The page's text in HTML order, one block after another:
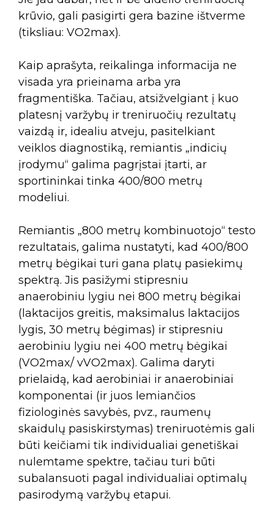
krūvio, gali pasigirti gera bazine ištverme
(tiksliau: VO2max).
Kaip aprašyta, reikalinga informacija ne
visada yra prieinama arba yra
fragmentiška. Tačiau, atsižvelgiant į kuo
platesnį varžybų ir treniruočių rezultatų
vaizdą ir, idealiu atveju, pasitelkiant
veiklos diagnostiką, remiantis „indicių
įrodymu“ galima pagrįstai įtarti, ar
sportininkai tinka 400/800 metrų
modeliui.
Remiantis „800 metrų kombinuotojo“ testo
rezultatais, galima nustatyti, kad 400/800
metrų bėgikai turi gana platų pasiekimų
spektrą. Jis pasižymi stipresniu
anaerobiniu lygiu nei 800 metrų bėgikai
(laktacijos greitis, maksimalus laktacijos
lygis, 30 metrų bėgimas) ir stipresniu
aerobiniu lygiu nei 400 metrų bėgikai
(VO2max/ vVO2max). Galima daryti
prielaidą, kad aerobiniai ir anaerobiniai
komponentai (ir juos lemiančios
fiziologinės savybės, pvz., raumenų
skaidulų pasiskirstymas) treniruotėmis gali
būti keičiami tik individualiai genetiškai
nulemtame spektre, tačiau turi būti
subalansuoti pagal individualiai optimalų
pasirodymą varžybų etapui.